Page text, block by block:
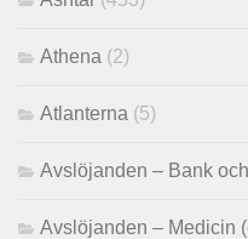
Athena (2)
Atlanterna (5)
Avslöjanden – Bank
Avslöjanden – Medicin